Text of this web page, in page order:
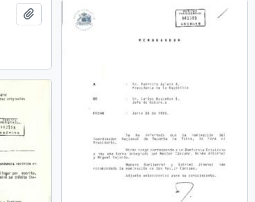
Añadir al portapapeles